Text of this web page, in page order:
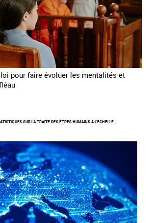
pour faire évoluer les mentalités et
SUR LA TRAITE DES ÊTRES HUMAINS À L’ÉCHELLE